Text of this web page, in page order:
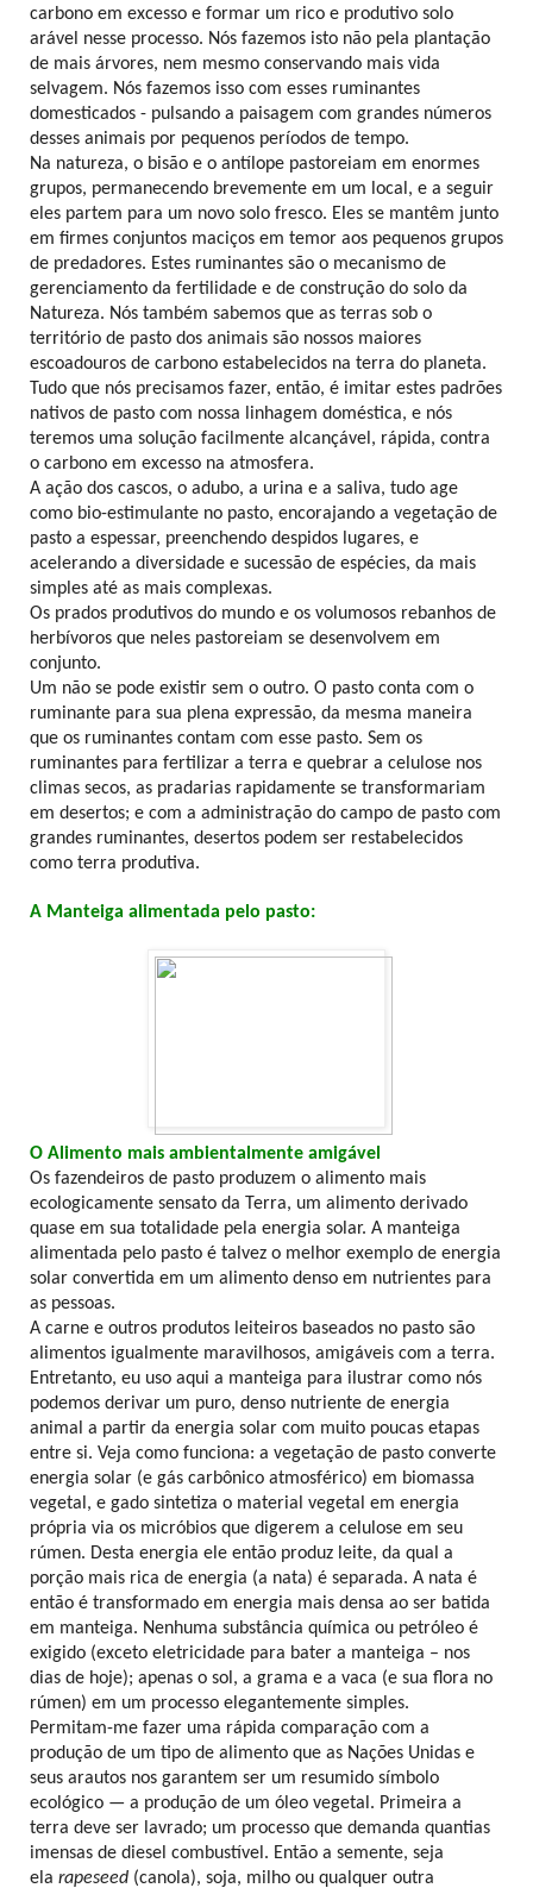
carbono em excesso e formar um rico e produtivo solo
arável nesse processo. Nós fazemos isto não pela plantação
de mais árvores, nem mesmo conservando mais vida
selvagem. Nós fazemos isso com esses ruminantes
domesticados - pulsando a paisagem com grandes números
desses animais por pequenos períodos de tempo.
Na natureza, o bisão e o antílope pastoreiam em enormes
grupos, permanecendo brevemente em um local, e a seguir
eles partem para um novo solo fresco. Eles se mantêm junto
em firmes conjuntos maciços em temor aos pequenos grupos
de predadores. Estes ruminantes são o mecanismo de
gerenciamento da fertilidade e de construção do solo da
Natureza. Nós também sabemos que as terras sob o
território de pasto dos animais são nossos maiores
escoadouros de carbono estabelecidos na terra do planeta.
Tudo que nós precisamos fazer, então, é imitar estes padrões
nativos de pasto com nossa linhagem doméstica, e nós
teremos uma solução facilmente alcançável, rápida, contra
o carbono em excesso na atmosfera.
A ação dos cascos, o adubo, a urina e a saliva, tudo age
como bio-estimulante no pasto, encorajando a vegetação de
pasto a espessar, preenchendo despidos lugares, e
acelerando a diversidade e sucessão de espécies, da mais
simples até as mais complexas.
Os prados produtivos do mundo e os volumosos rebanhos de
herbívoros que neles pastoreiam se desenvolvem em
conjunto.
Um não se pode existir sem o outro. O pasto conta com o
ruminante para sua plena expressão, da mesma maneira
que os ruminantes contam com esse pasto. Sem os
ruminantes para fertilizar a terra e quebrar a celulose nos
climas secos, as pradarias rapidamente se transformariam
em desertos; e com a administração do campo de pasto com
grandes ruminantes, desertos podem ser restabelecidos
como terra produtiva.
A Manteiga alimentada pelo pasto:
O Alimento mais ambientalmente amigável
Os fazendeiros de pasto produzem o alimento mais
ecologicamente sensato da Terra, um alimento derivado
quase em sua totalidade pela energia solar. A manteiga
alimentada pelo pasto é talvez o melhor exemplo de energia
solar convertida em um alimento denso em nutrientes para
as pessoas.
A carne e outros produtos leiteiros baseados no pasto são
alimentos igualmente maravilhosos, amigáveis com a terra.
Entretanto, eu uso aqui a manteiga para ilustrar como nós
podemos derivar um puro, denso nutriente de energia
animal a partir da energia solar com muito poucas etapas
entre si. Veja como funciona: a vegetação de pasto converte
energia solar (e gás carbônico atmosférico) em biomassa
vegetal, e gado sintetiza o material vegetal em energia
própria via os micróbios que digerem a celulose em seu
rúmen. Desta energia ele então produz leite, da qual a
porção mais rica de energia (a nata) é separada. A nata é
então é transformado em energia mais densa ao ser batida
em manteiga. Nenhuma substância química ou petróleo é
exigido (exceto eletricidade para bater a manteiga – nos
dias de hoje); apenas o sol, a grama e a vaca (e sua flora no
rúmen) em um processo elegantemente simples.
Permitam-me fazer uma rápida comparação com a
produção de um tipo de alimento que as Nações Unidas e
seus arautos nos garantem ser um resumido símbolo
ecológico — a produção de um óleo vegetal. Primeira a
terra deve ser lavrado; um processo que demanda quantias
imensas de diesel combustível. Então a semente, seja
ela rapeseed (canola), soja, milho ou qualquer outra